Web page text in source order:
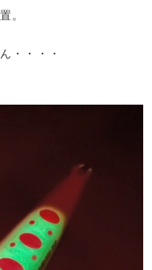
。
・・・・